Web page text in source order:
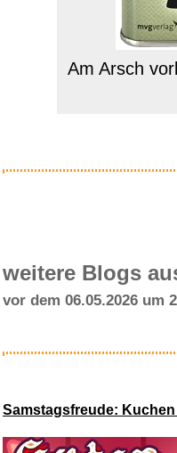
Am Arsch
weitere Blogs
vor dem 06.05.2026 um
Samstagsfreude: